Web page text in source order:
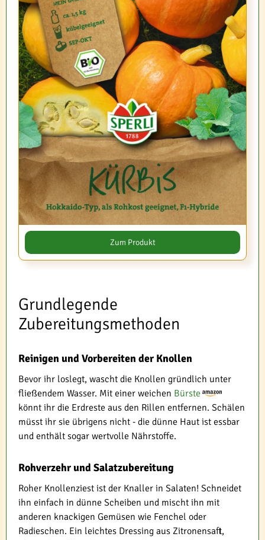
Zum Produkt
Grundlegende
Zubereitungsmethoden
Reinigen und Vorbereiten der Knollen
Bevor ihr loslegt, wascht die Knollen gründlich unter
fließendem Wasser. Mit einer weichen Bürste
könnt ihr die Erdreste aus den Rillen entfernen. Schälen
müsst ihr sie übrigens nicht - die dünne Haut ist essbar
und enthält sogar wertvolle Nährstoffe.
Rohverzehr und Salatzubereitung
Roher Knollenziest ist der Knaller in Salaten! Schneidet
ihn einfach in dünne Scheiben und mischt ihn mit
anderen knackigen Gemüsen wie Fenchel oder
Radieschen. Ein leichtes Dressing aus Zitronensaft,